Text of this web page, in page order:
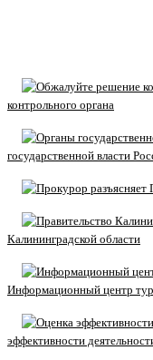
контрольного органа
государственной власти
Калининградской области
Информационный центр
эффективности